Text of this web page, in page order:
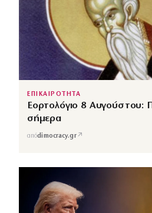
ΕΠΙΚΑΙΡΟΤΗΤΑ
Εορτολόγιο 8 Αυγούστου:
σήμερα
απόdimocracy.gr↗